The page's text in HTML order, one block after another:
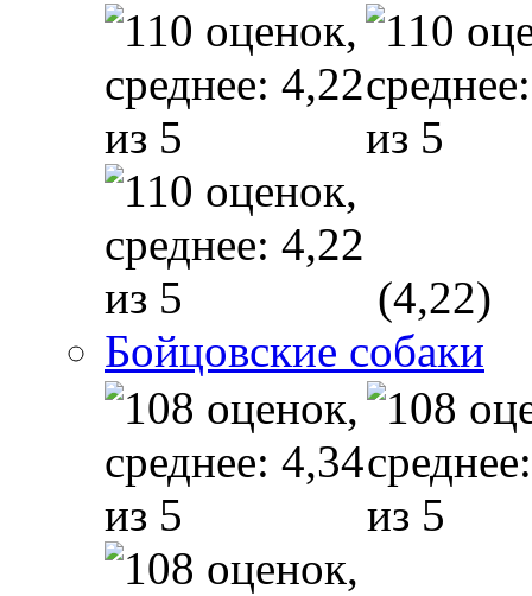
(4,22)
Бойцовские собаки